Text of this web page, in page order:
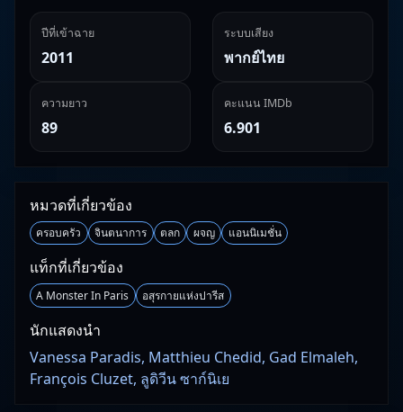
ปีที่เข้าฉาย
2011
ระบบเสียง
พากย์ไทย
ความยาว
89
คะแนน IMDb
6.901
หมวดที่เกี่ยวข้อง
ครอบครัว จินตนาการ ตลก ผจญ แอนนิเมชั่น
แท็กที่เกี่ยวข้อง
A Monster In Paris อสุรกายแห่งปารีส
นักแสดงนำ
Vanessa Paradis, Matthieu Chedid, Gad Elmaleh,
François Cluzet, ลูดิวีน ซาก์นิเย